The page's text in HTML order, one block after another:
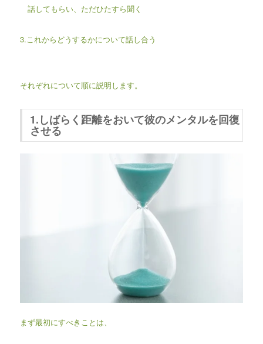
話してもらい、ただひたすら聞く
3.これからどうするかについて話し合う
それぞれについて順に説明します。
1.しばらく距離をおいて彼のメンタルを回復
させる
まず最初にすべきことは、